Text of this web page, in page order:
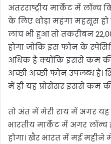
अंतरराष्ट्रीय मार्केट में लॉन्च
के लिए थोड़ा महंगा महसूस
लांच भी हुआ तो तकरीबन
होगा जोकि इस फोन के
अधिक है क्योंकि इससे कम
अच्छी अच्छी फोन उपलब्ध है।
में ही यह प्रोसेसर इससे कम
तो अंत में मेरी राय में अगर
भारतीय मार्केट में अगर लॉन्च
होगा। खैर भारत में मई महीने